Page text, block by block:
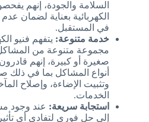
السلامة والجودة، إنهم
الكهربائية بعناية لضمان
في المستقبل.
خدمة متنوعة: يتفهم فنيو
مجموعة متنوعة من المشاكل
صغيرة أو كبيرة، إنهم
أنواع المشاكل بما في ذلك
وتثبيت الإضاءة، وإصلاح
الخدمات.
استجابة سريعة: عند وجود
إلى حل فوري لتفادي أي